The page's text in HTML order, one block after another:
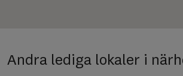
Andra lediga lokaler i